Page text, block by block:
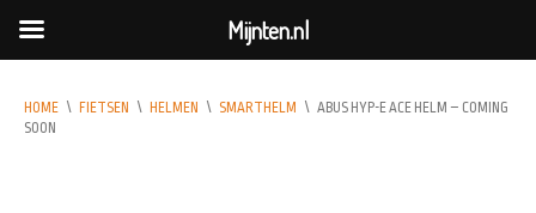
HOME \ FIETSEN \ HELMEN \ SMARTHELM \ ABUS HYP-E ACE HELM – COMING
SOON
Mijnten.nl